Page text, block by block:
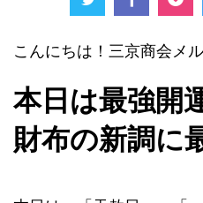
こんにちは！三京商会メ
本日は最強開
財布の新調に